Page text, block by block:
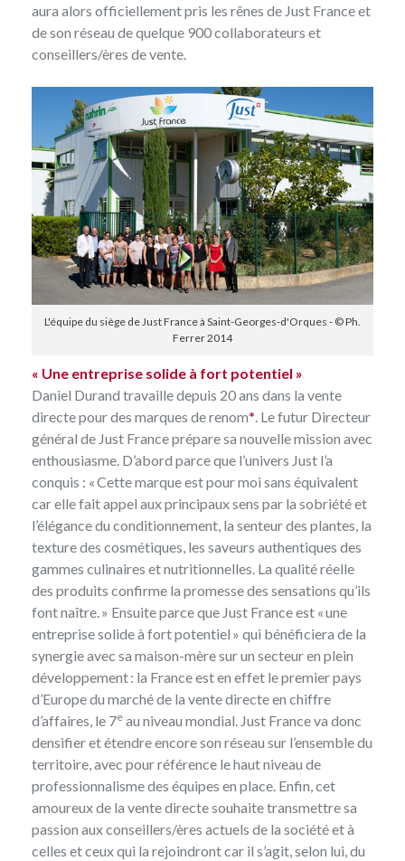
aura alors officiellement pris les rênes de Just France et
de son réseau de quelque 900 collaborateurs et
conseillers/ères de vente.
L'équipe du siège de Just France à Saint-Georges-d'Orques - © Ph.
Ferrer 2014
« Une entreprise solide à fort potentiel »
Daniel Durand travaille depuis 20 ans dans la vente
directe pour des marques de renom*. Le futur Directeur
général de Just France prépare sa nouvelle mission avec
enthousiasme. D’abord parce que l’univers Just l’a
conquis : « Cette marque est pour moi sans équivalent
car elle fait appel aux principaux sens par la sobriété et
l’élégance du conditionnement, la senteur des plantes, la
texture des cosmétiques, les saveurs authentiques des
gammes culinaires et nutritionnelles. La qualité réelle
des produits confirme la promesse des sensations qu’ils
font naître. » Ensuite parce que Just France est « une
entreprise solide à fort potentiel » qui bénéficiera de la
synergie avec sa maison-mère sur un secteur en plein
développement : la France est en effet le premier pays
d’Europe du marché de la vente directeen chiffre
d’affaires, le 7e au niveau mondial. Just France va donc
densifier et étendre encore son réseau sur l’ensemble du
territoire, avec pour référence le haut niveau de
professionnalisme des équipes en place. Enfin, cet
amoureux de la vente directe souhaite transmettre sa
passion aux conseillers/ères actuels de la société et à
celles et ceux qui la rejoindront car il s’agit, selon lui, du